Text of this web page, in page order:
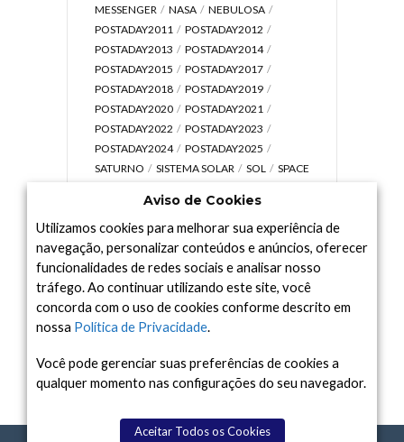
MESSENGER
NASA
NEBULOSA
POSTADAY2011
POSTADAY2012
POSTADAY2013
POSTADAY2014
POSTADAY2015
POSTADAY2017
POSTADAY2018
POSTADAY2019
POSTADAY2020
POSTADAY2021
POSTADAY2022
POSTADAY2023
POSTADAY2024
POSTADAY2025
SATURNO
SISTEMA SOLAR SOL
SPACE
UNIVERSO
VÍDEO
Arquivo
Arquivo
Aviso de Cookies
Utilizamos cookies para melhorar sua experiência de
navegação, personalizar conteúdos e anúncios, oferecer
funcionalidades de redes sociais e analisar nosso
tráfego. Ao continuar utilizando este site, você
concorda com o uso de cookies conforme descrito em
nossa Política de Privacidade.
Você pode gerenciar suas preferências de cookies a
qualquer momento nas configurações do seu navegador.
Aceitar Todos os Cookies